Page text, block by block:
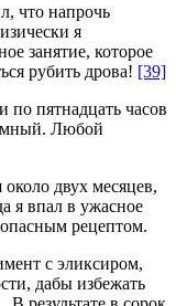
что напрочь
я
занятие, которое
рубить дрова! [39]
пятнадцать часов
Любой
двух месяцев,
я впал в ужасное
рецептом.
с эликсиром,
дабы избежать